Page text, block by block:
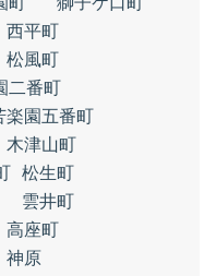
西平町
松風町
二番町
楽園五番町
木津山町
松生町
雲井町
高座町
神原